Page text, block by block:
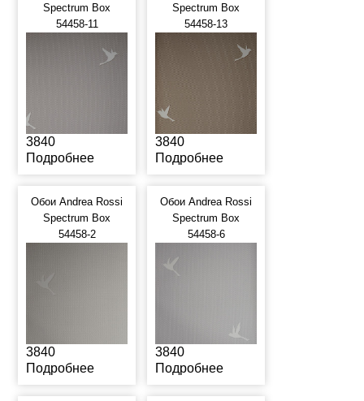
Spectrum Box
54458-11
3840
Подробнее
Spectrum Box
54458-13
3840
Подробнее
Обои Andrea Rossi
Spectrum Box
54458-2
3840
Подробнее
Обои Andrea Rossi
Spectrum Box
54458-6
3840
Подробнее